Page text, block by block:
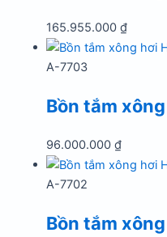
165.955.000₫
A-7703
Bồn tắm
96.000.000₫
A-7702
Bồn tắm